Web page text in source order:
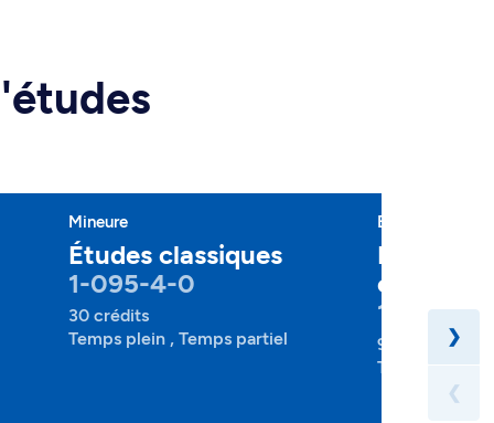
Mineure
Études classiques
1-095-4-0
30 crédits
Temps plein , Temps partiel
Baccalauréat
Histoire
1-166-1-0
90 crédits
Temps plein ,
❯
❮